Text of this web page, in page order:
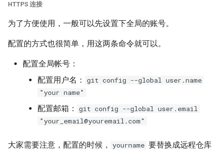
HTTPS 连接
为了方便使用，一般可以先设置下全局的账号。
配置的方式也很简单，用这两条命令就可以。
配置全局帐号：
配置用户名：
git config --global user.name
"your name"
配置邮箱：
git config --global user.email
"your_email@youremail.com"
大家需要注意，配置的时候， yourname 要替换成远程仓库